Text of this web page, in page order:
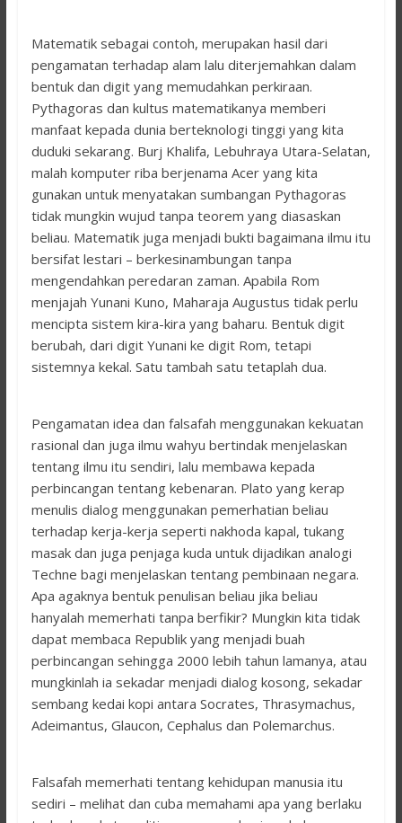
Matematik sebagai contoh, merupakan hasil dari
pengamatan terhadap alam lalu diterjemahkan dalam
bentuk dan digit yang memudahkan perkiraan.
Pythagoras dan kultus matematikanya memberi
manfaat kepada dunia berteknologi tinggi yang kita
duduki sekarang. Burj Khalifa, Lebuhraya Utara-Selatan,
malah komputer riba berjenama Acer yang kita
gunakan untuk menyatakan sumbangan Pythagoras
tidak mungkin wujud tanpa teorem yang diasaskan
beliau. Matematik juga menjadi bukti bagaimana ilmu itu
bersifat lestari – berkesinambungan tanpa
mengendahkan peredaran zaman. Apabila Rom
menjajah Yunani Kuno, Maharaja Augustus tidak perlu
mencipta sistem kira-kira yang baharu. Bentuk digit
berubah, dari digit Yunani ke digit Rom, tetapi
sistemnya kekal. Satu tambah satu tetaplah dua.
Pengamatan idea dan falsafah menggunakan kekuatan
rasional dan juga ilmu wahyu bertindak menjelaskan
tentang ilmu itu sendiri, lalu membawa kepada
perbincangan tentang kebenaran. Plato yang kerap
menulis dialog menggunakan pemerhatian beliau
terhadap kerja-kerja seperti nakhoda kapal, tukang
masak dan juga penjaga kuda untuk dijadikan analogi
Techne bagi menjelaskan tentang pembinaan negara.
Apa agaknya bentuk penulisan beliau jika beliau
hanyalah memerhati tanpa berfikir? Mungkin kita tidak
dapat membaca Republik yang menjadi buah
perbincangan sehingga 2000 lebih tahun lamanya, atau
mungkinlah ia sekadar menjadi dialog kosong, sekadar
sembang kedai kopi antara Socrates, Thrasymachus,
Adeimantus, Glaucon, Cephalus dan Polemarchus.
Falsafah memerhati tentang kehidupan manusia itu
sediri – melihat dan cuba memahami apa yang berlaku